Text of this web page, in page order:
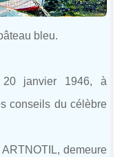
bleu.
janvier 1946, à
conseils du célèbre
demeure